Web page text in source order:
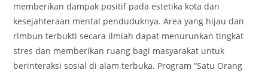
memberikan dampak positif pada estetika kota dan
kesejahteraan mental penduduknya. Area yang hijau dan
rimbun terbukti secara ilmiah dapat menurunkan tingkat
stres dan memberikan ruang bagi masyarakat untuk
berinteraksi sosial di alam terbuka. Program “Satu Orang